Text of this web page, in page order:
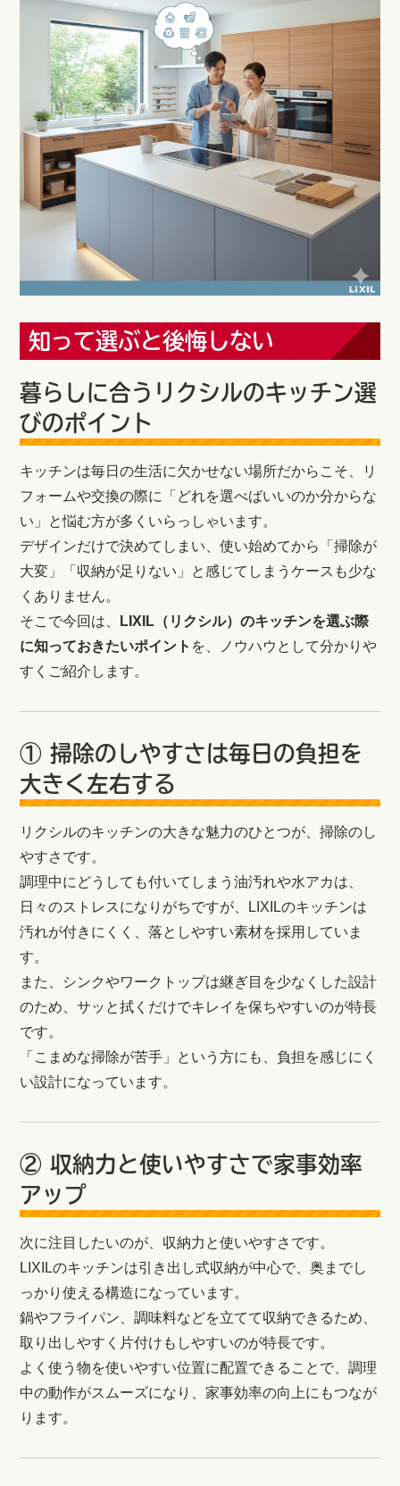
知って選ぶと後悔しない
暮らしに合うリクシルのキッチン選
びのポイント
キッチンは毎日の生活に欠かせない場所だからこそ、リ
フォームや交換の際に「どれを選べばいいのか分からな
い」と悩む方が多くいらっしゃいます。
デザインだけで決めてしまい、使い始めてから「掃除が
大変」「収納が足りない」と感じてしまうケースも少な
くありません。
そこで今回は、
LIXIL（リクシル）のキッチンを選ぶ際
に知っておきたいポイント を、ノウハウとして分かりや
すくご紹介します。
① 掃除のしやすさは毎日の負担を
大きく左右する
リクシルのキッチンの大きな魅力のひとつが、掃除のし
やすさです。
調理中にどうしても付いてしまう油汚れや水アカは、
日々のストレスになりがちですが、LIXILのキッチンは
汚れが付きにくく、落としやすい素材を採用していま
す。
また、シンクやワークトップは継ぎ目を少なくした設計
のため、サッと拭くだけでキレイを保ちやすいのが特長
です。
「こまめな掃除が苦手」という方にも、負担を感じにく
い設計になっています。
② 収納力と使いやすさで家事効率
アップ
次に注目したいのが、収納力と使いやすさです。
LIXILのキッチンは引き出し式収納が中心で、奥までし
っかり使える構造になっています。
鍋やフライパン、調味料などを立てて収納できるため、
取り出しやすく片付けもしやすいのが特長です。
よく使う物を使いやすい位置に配置できることで、調理
中の動作がスムーズになり、家事効率の向上にもつなが
ります。